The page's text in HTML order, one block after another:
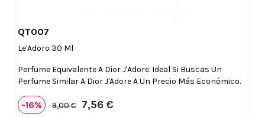
QT007
Le'Adoro 30 Ml
Perfume Equivalente A Dior J'Adore. Ideal Si Buscas Un
Perfume Similar A Dior J'Adore A Un Precio Más Económico.
-16% 9,00 € 7,56 €